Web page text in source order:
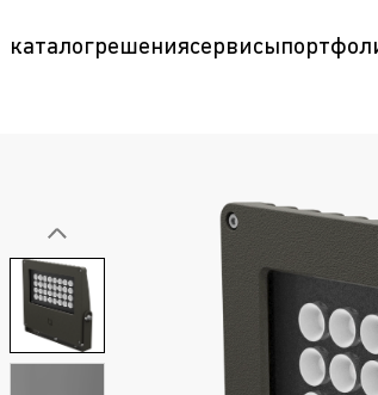
каталогрешениясервисы